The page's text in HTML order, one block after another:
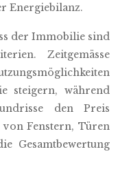
Energiebilanz.
der Immobilie sind
Zeitgemässe
steigern, während
den Preis
Fenstern, Türen
Gesamtbewertung